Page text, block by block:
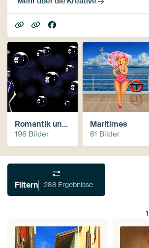
Romantik und Nostalgie
196 Bilder
Maritimes
61 Bilder
Filtern 288 Ergebnisse
1